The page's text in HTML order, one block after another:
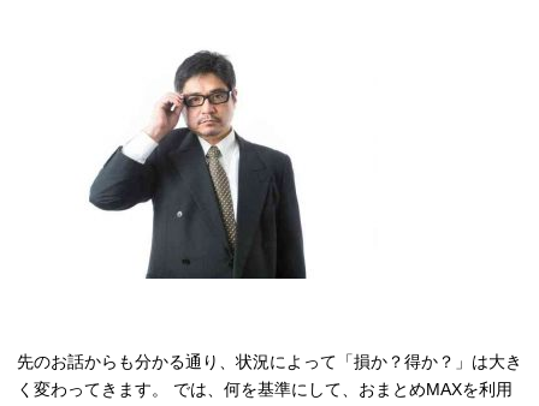
先のお話からも分かる通り、状況によって「損か？得か？」は大き
く変わってきます。 では、何を基準にして、おまとめMAXを利用